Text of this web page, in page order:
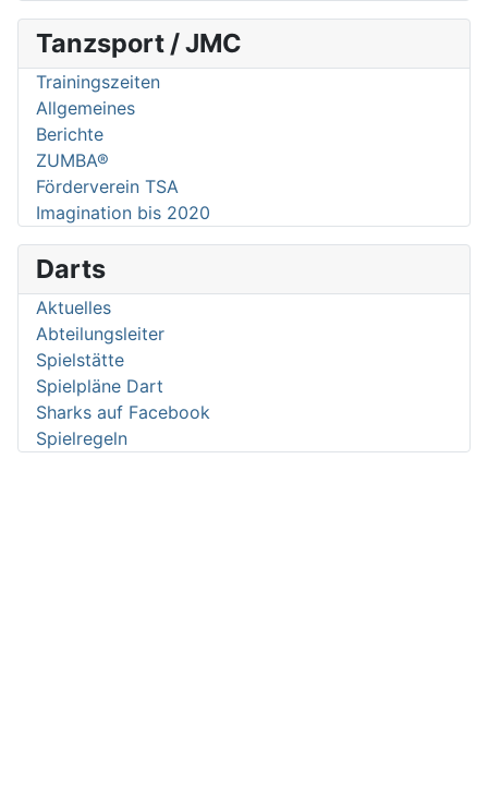
Tanzsport / JMC
Trainingszeiten
Allgemeines
Berichte
ZUMBA®
Förderverein TSA
Imagination bis 2020
Darts
Aktuelles
Abteilungsleiter
Spielstätte
Spielpläne Dart
Sharks auf Facebook
Spielregeln